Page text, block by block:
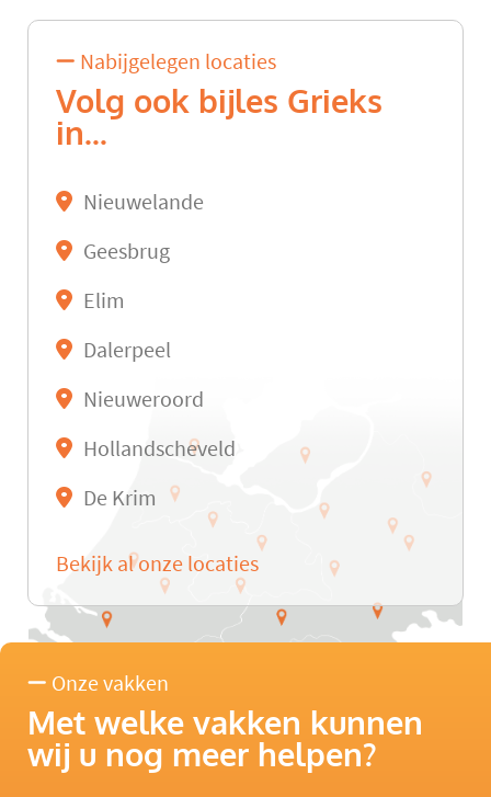
Nabijgelegen locaties
Volg ook bijles Grieks
in...
Nieuwelande
Geesbrug
Elim
Dalerpeel
Nieuweroord
Hollandscheveld
De Krim
Bekijk al onze locaties
Onze vakken
Met welke vakken kunnen
wij u nog meer helpen?